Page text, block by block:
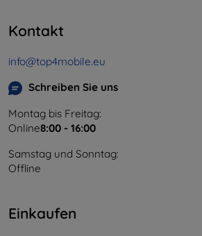
Kontakt
info@top4mobile.eu
Schreiben Sie uns
Montag bis Freitag:
Online8:00 - 16:00
Samstag und Sonntag:
Offline
Einkaufen